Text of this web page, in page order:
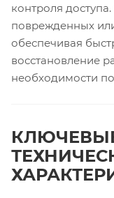
контроля
поврежденных
обеспечивая
восстановление
необходимости